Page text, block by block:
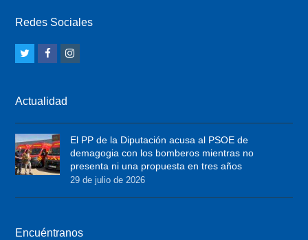
Redes Sociales
t
t
e
r
F
e
b
o
o
a
g
r
a
m
Actualidad
El PP de la Diputación acusa al PSOE de
demagogia con los bomberos mientras no
presenta ni una propuesta en tres años
29 de julio de 2026
Encuéntranos